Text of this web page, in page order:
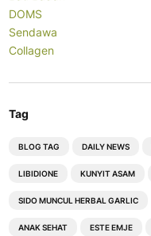
DOMS
Sendawa
Collagen
Tag
BLOG TAG DAILY NEWS
LIBIDIONE KUNYIT ASAM
SIDO MUNCUL HERBAL GARLIC
ANAK SEHAT ESTE EMJE